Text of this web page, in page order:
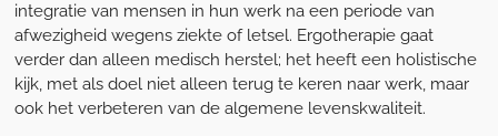
integratie van mensen in hun werk na een periode van
afwezigheid wegens ziekte of letsel. Ergotherapie gaat
verder dan alleen medisch herstel; het heeft een holistische
kijk, met als doel niet alleen terug te keren naar werk, maar
ook het verbeteren van de algemene levenskwaliteit.